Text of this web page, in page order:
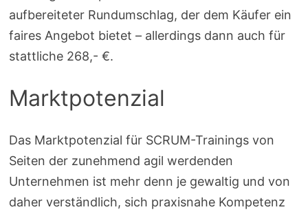
aufbereiteter Rundumschlag, der dem Käufer ein
faires Angebot bietet – allerdings dann auch für
stattliche 268,- €.
Marktpotenzial
Das Marktpotenzial für SCRUM-Trainings von
Seiten der zunehmend agil werdenden
Unternehmen ist mehr denn je gewaltig und von
daher verständlich, sich praxisnahe Kompetenz